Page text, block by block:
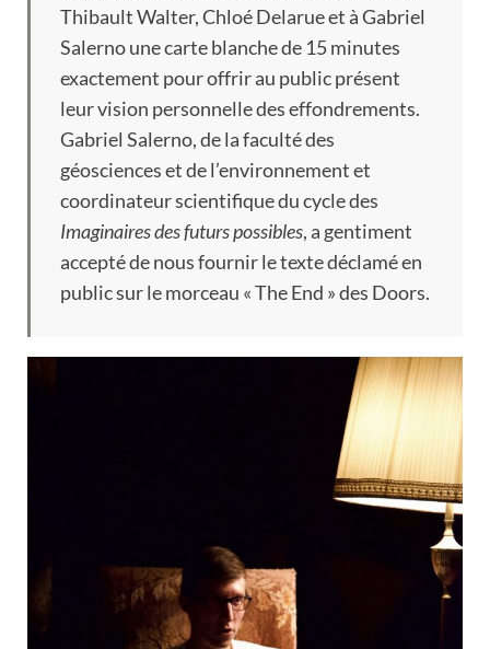
Thibault Walter, Chloé Delarue et à Gabriel
Salerno une carte blanche de 15 minutes
exactement pour offrir au public présent
leur vision personnelle des effondrements.
Gabriel Salerno, de la faculté des
géosciences et de l’environnement et
coordinateur scientifique du cycle des
Imaginaires des futurs possibles, a gentiment
accepté de nous fournir le texte déclamé en
public sur le morceau « The End » des Doors.